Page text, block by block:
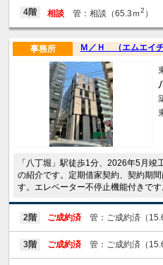
4階 相談 管：相談（65.3ｍ2 ）
Ｍ／Ｈ （エムエイチ
事務所
「八丁堀」駅徒歩1分、2026年5月
の紹介です。定期借家契約、契約期
す。エレベーター不停止機能付きです
2階 ご成約済 管：ご成約済（
3階 ご成約済 管：ご成約済（